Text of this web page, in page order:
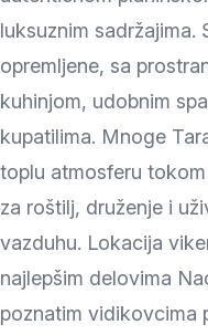
luksuznim sadržajima.
opremljene, sa
kuhinjom, udobnim
kupatilima. Mnoge
toplu atmosferu
za roštilj, druženje i
vazduhu. Lokacija
najlepšim delovima
poznatim vidikovcima